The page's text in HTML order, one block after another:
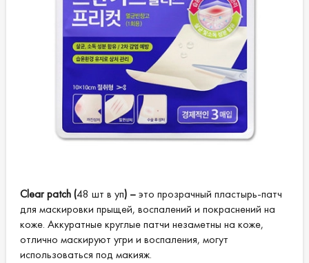
Clear patch (48 шт в уп) –это прозрачный пластырь-патч
для маскировки прыщей, воспалений и покраснений на
коже. Аккуратные круглые патчи незаметны на коже,
отлично маскируют угри и воспаления, могут
использоваться под макияж.